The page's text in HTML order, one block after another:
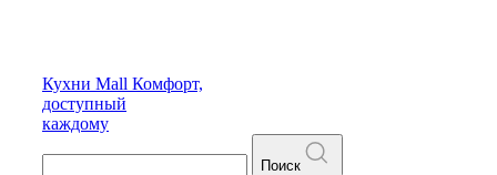
Кухни Mall Комфорт,
доступный
каждому
Поиск